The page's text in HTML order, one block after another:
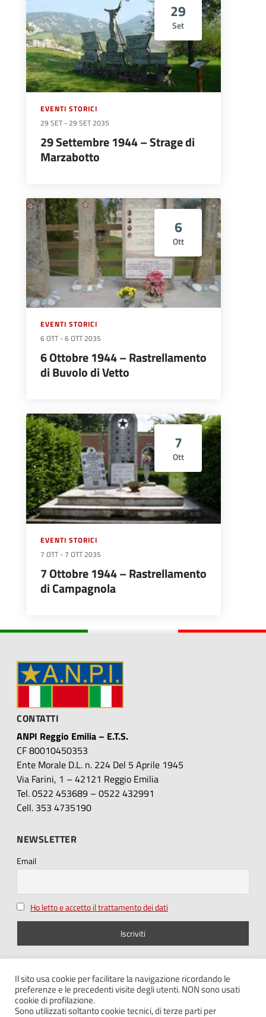
29
Set
EVENTI STORICI
29 SET -29 SET 2035
29 Settembre 1944 – Strage di
Marzabotto
6
Ott
EVENTI STORICI
6 OTT -6 OTT 2035
6 Ottobre 1944 – Rastrellamento
di Buvolo di Vetto
7
Ott
EVENTI STORICI
7 OTT - 7 OTT 2035
7 Ottobre 1944 – Rastrellamento
di Campagnola
CONTATTI
ANPI Reggio Emilia – E.T.S.
CF 80010450353
Ente Morale D.L. n. 224 Del 5 Aprile 1945
Via Farini, 1 – 42121 Reggio Emilia
Tel. 0522 453689 – 0522 432991
Cell. 353 4735190
NEWSLETTER
Email
Ho letto e accetto il trattamento dei dati
SEGUICI SU
Il sito usa cookie per facilitare la navigazione ricordando le
preferenze e le precedenti visite degli utenti. NON sono usati
cookie di profilazione.
Sono utilizzati soltanto cookie tecnici, di terze parti per